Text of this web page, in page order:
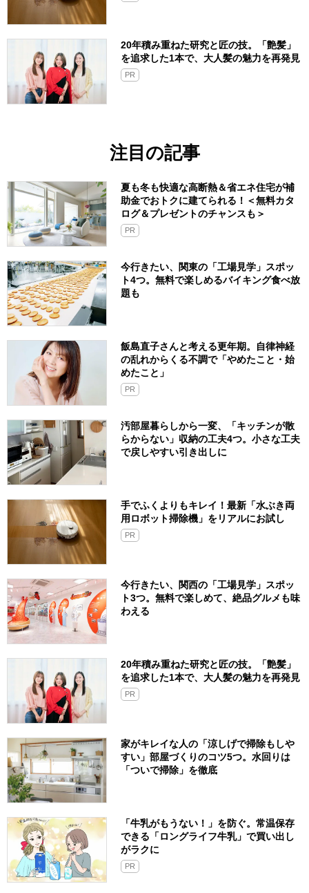
20年積み重ねた研究と匠の技。「艶髪」
を追求した1本で、大人髪の魅力を再発見
PR
注目の記事
夏も冬も快適な高断熱＆省エネ住宅が補
助金でおトクに建てられる！＜無料カタ
ログ＆プレゼントのチャンスも＞
PR
今行きたい、関東の「工場見学」スポッ
ト4つ。無料で楽しめるバイキング食べ放
題も
飯島直子さんと考える更年期。自律神経
の乱れからくる不調で「やめたこと・始
めたこと」
PR
汚部屋暮らしから一変、「キッチンが散
らからない」収納の工夫4つ。小さな工夫
で戻しやすい引き出しに
手でふくよりもキレイ！最新「水ぶき両
用ロボット掃除機」をリアルにお試し
PR
今行きたい、関西の「工場見学」スポッ
ト3つ。無料で楽しめて、絶品グルメも味
わえる
20年積み重ねた研究と匠の技。「艶髪」
を追求した1本で、大人髪の魅力を再発見
PR
家がキレイな人の「涼しげで掃除もしや
すい」部屋づくりのコツ5つ。水回りは
「ついで掃除」を徹底
「牛乳がもうない！」を防ぐ。常温保存
できる「ロングライフ牛乳」で買い出し
がラクに
PR